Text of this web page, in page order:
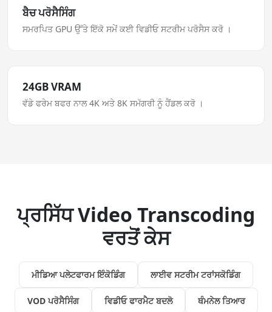
ਬੈਚ ਪਰੋਸੈਸਿੰਗ
ਸਮਰਪਿਤ GPU ਉੱਤੇ ਇੱਕੋ ਸਮੇਂ ਕਈ ਵਿਡੀਓ ਸਟਰੀਮ ਪਰੋਸੈਸ ਕਰੋ ।
24GB VRAM
ਵੱਡੇ ਫਰੇਮ ਬਫਰ ਨਾਲ 4K ਅਤੇ 8K ਸਮੱਗਰੀ ਨੂੰ ਹੈਂਡਲ ਕਰੋ ।
ਪ੍ਰਸਿੱਧ Video Transcoding
ਵਰਤੋਂ ਕੇਸ
ਮੀਡਿਆ ਪਲੇਟਫਾਰਮ ਇੰਕੋਡਿੰਗ ਲਾਈਵ ਸਟਰੀਮ ਟਰਾਂਸਕੋਡਿੰਗ
VOD ਪਰੋਸੈਸਿੰਗ ਵਿਡੀਓ ਫਾਰਮੈਟ ਬਦਲੋ ਥੰਮਨੇਲ ਤਿਆਰ